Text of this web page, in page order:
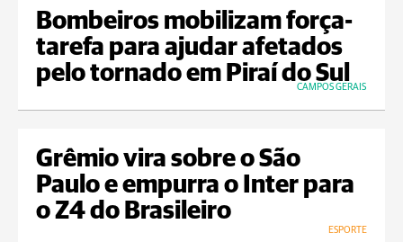
Bombeiros mobilizam força-
tarefa para ajudar afetados
pelo tornado em Piraí do Sul
CAMPOS GERAIS
Grêmio vira sobre o São
Paulo e empurra o Inter para
o Z4 do Brasileiro
ESPORTE